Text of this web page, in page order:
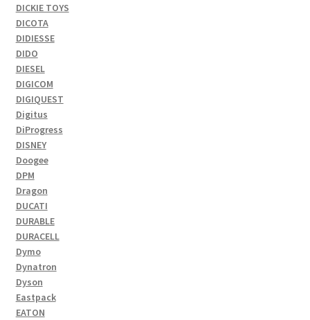
DICKIE TOYS
DICOTA
DIDIESSE
DIDO
DIESEL
DIGICOM
DIGIQUEST
Digitus
DiProgress
DISNEY
Doogee
DPM
Dragon
DUCATI
DURABLE
DURACELL
Dymo
Dynatron
Dyson
Eastpack
EATON